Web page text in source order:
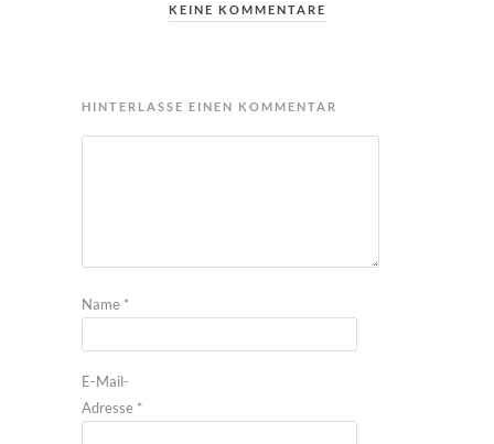
KEINE KOMMENTARE
HINTERLASSE EINEN KOMMENTAR
Name *
E-Mail-
Adresse *